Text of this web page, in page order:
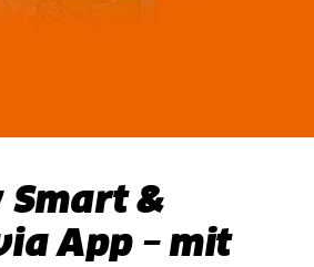
Smart &
App – mit